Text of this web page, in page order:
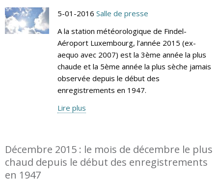
5-01-2016 Salle de presse
A la station météorologique de Findel-
Aéroport Luxembourg, l’année 2015 (ex-
aequo avec 2007) est la 3ème année la plus
chaude et la 5ème année la plus sèche jamais
observée depuis le début des
enregistrements en 1947.
Lire plus
Décembre 2015 : le mois de décembre le plus
chaud depuis le début des enregistrements
en 1947